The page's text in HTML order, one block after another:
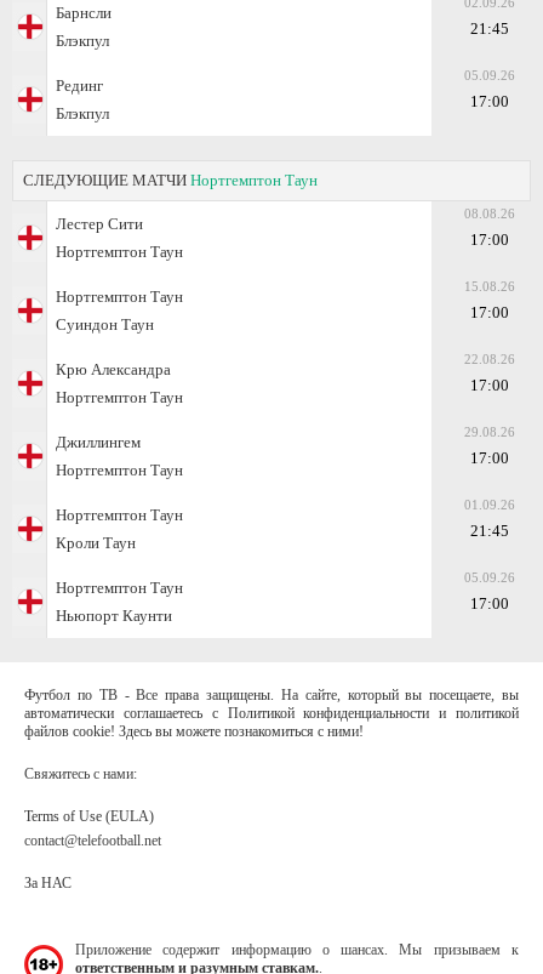
Барнсли
Блэкпул
21:45
Рединг
Блэкпул
05.09.26
17:00
СЛЕДУЮЩИЕ МАТЧИ Нортгемптон Таун
Лестер Сити
Нортгемптон Таун
08.08.26
17:00
Нортгемптон Таун
Суиндон Таун
15.08.26
17:00
Крю Александра
Нортгемптон Таун
22.08.26
17:00
Джиллингем
Нортгемптон Таун
29.08.26
17:00
Нортгемптон Таун
Кроли Таун
01.09.26
21:45
Нортгемптон Таун
Ньюпорт Каунти
05.09.26
17:00
Футбол по ТВ - Все права защищены. На сайте, который вы посещаете, вы
автоматически соглашаетесь с Политикой конфиденциальности и политикой
файлов cookie! Здесь вы можете познакомиться с ними!
Свяжитесь с нами:
Terms of Use (EULA)
contact@telefootball.net
За НАС
Приложение содержит информацию о шансах. Мы призываем к
ответственным и разумным ставкам.